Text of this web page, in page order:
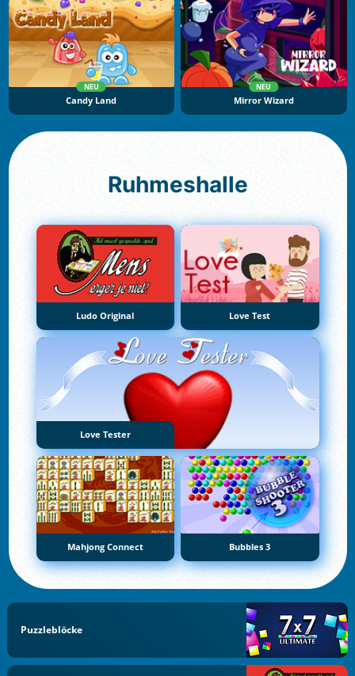
NEU
Candy Land
NEU
Mirror Wizard
Ruhmeshalle
Ludo Original Love Test
Love Tester
Mahjong Connect Bubbles 3
Puzzleblöcke